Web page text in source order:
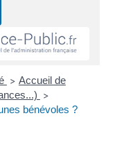
> Accueil de
>
bénévoles ?